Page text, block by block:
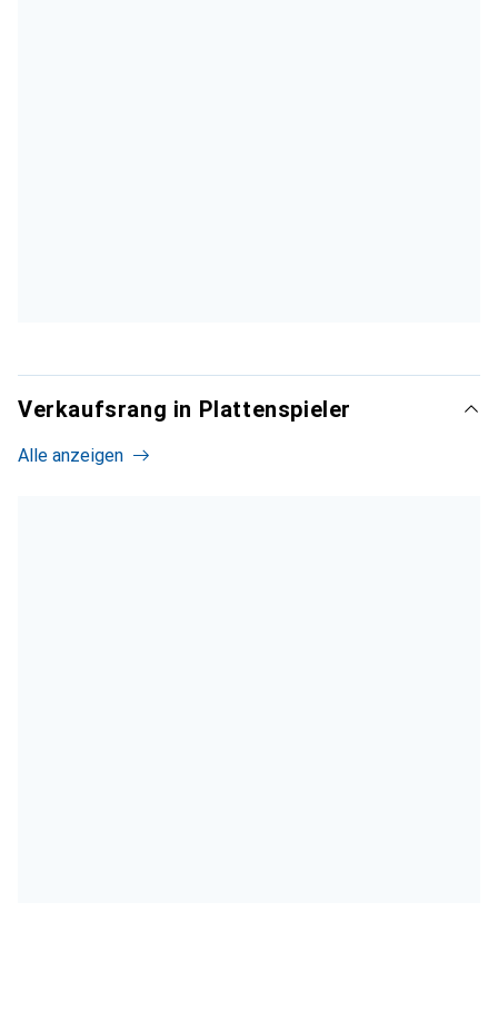
Verkaufsrang in Plattenspieler
Alle anzeigen